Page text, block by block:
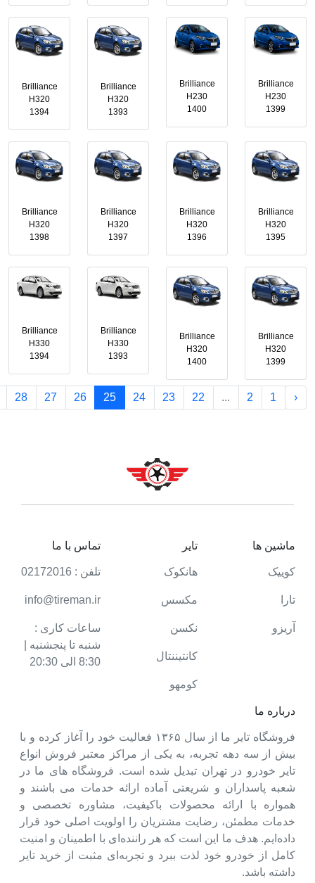
Brilliance
H230
1399
Brilliance
H230
1400
Brilliance
H320
1393
Brilliance
H320
1394
Brilliance
H320
1395
Brilliance
H320
1396
Brilliance
H320
1397
Brilliance
H320
1398
Brilliance
H320
1399
Brilliance
H320
1400
Brilliance
H330
1393
Brilliance
H330
1394
‹
1
2
...
22
23
24
25
26
27
28
درباره ما
فروشگاه تایر ما از سال ۱۳۶۵ فعالیت خود را آغاز کرده و با
بیش از سه دهه تجربه، به یکی از مراکز معتبر فروش انواع
تایر خودرو در تهران تبدیل شده است. فروشگاه های ما در
شعبه پاسداران و شریعتی آماده ارائه خدمات می باشند و
همواره با ارائه محصولات باکیفیت، مشاوره تخصصی و
خدمات مطمئن، رضایت مشتریان را اولویت اصلی خود قرار
داده‌ایم. هدف ما این است که هر راننده‌ای با اطمینان و امنیت
کامل از خودرو خود لذت ببرد و تجربه‌ای مثبت از خرید تایر
داشته باشد.
ماشین ها
کوییک
تارا
آریزو
تایر
هانکوک
مکسس
نکسن
کانتیننتال
کومهو
تماس با ما
تلفن : 02172016
info@tireman.ir
ساعات کاری :
شنبه تا پنجشنبه |
8:30 الی 20:30